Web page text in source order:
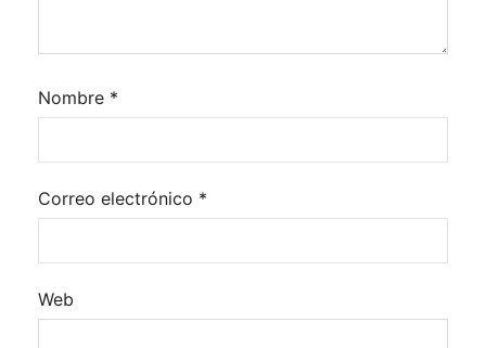
Nombre *
Correo electrónico *
Web